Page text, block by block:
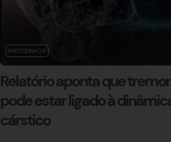
MATOZINHOS
Relatório aponta que
pode estar ligado à
cárstico